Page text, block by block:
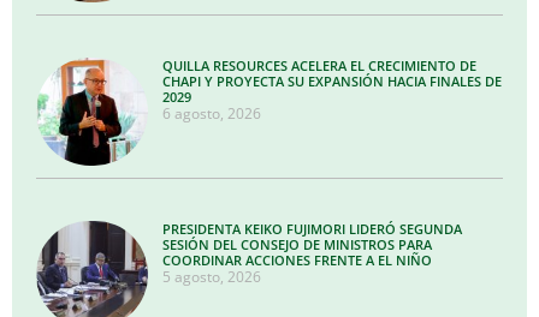
QUILLA RESOURCES ACELERA EL CRECIMIENTO DE
CHAPI Y PROYECTA SU EXPANSIÓN HACIA FINALES DE
2029
6 agosto, 2026
PRESIDENTA KEIKO FUJIMORI LIDERÓ SEGUNDA
SESIÓN DEL CONSEJO DE MINISTROS PARA
COORDINAR ACCIONES FRENTE A EL NIÑO
5 agosto, 2026